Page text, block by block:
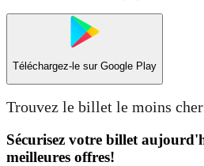
Téléchargez-le sur Google Play
Trouvez le billet le moins
Sécurisez votre billet
meilleures offres!